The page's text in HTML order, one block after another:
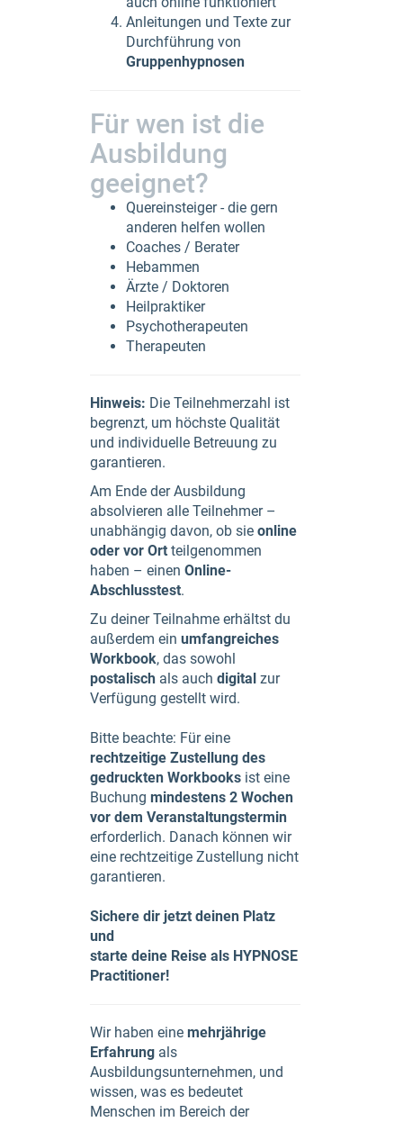
Anleitungen und Texte zur
Durchführung von
Gruppenhypnosen
Für wen ist die
Ausbildung
geeignet?
Quereinsteiger - die gern
anderen helfen wollen
Coaches / Berater
Hebammen
Ärzte / Doktoren
Heilpraktiker
Psychotherapeuten
Therapeuten
Hinweis: Die Teilnehmerzahl ist
begrenzt, um höchste Qualität
und individuelle Betreuung zu
garantieren.
Am Ende der Ausbildung
absolvieren alle Teilnehmer –
unabhängig davon, ob sie online
oder vor Ort teilgenommen
haben – einen Online-
Abschlusstest.
Zu deiner Teilnahme erhältst du
außerdem ein umfangreiches
Workbook, das sowohl
postalisch als auch digital zur
Verfügung gestellt wird.
Bitte beachte: Für eine
rechtzeitige Zustellung des
gedruckten Workbooks ist eine
Buchung mindestens 2 Wochen
vor dem Veranstaltungstermin
erforderlich. Danach können wir
eine rechtzeitige Zustellung nicht
garantieren.
Sichere dir jetzt deinen Platz
und
starte deine Reise als HYPNOSE
Practitioner!
Wir haben eine mehrjährige
Erfahrung als
Ausbildungsunternehmen, und
wissen, was es bedeutet
Menschen im Bereich der